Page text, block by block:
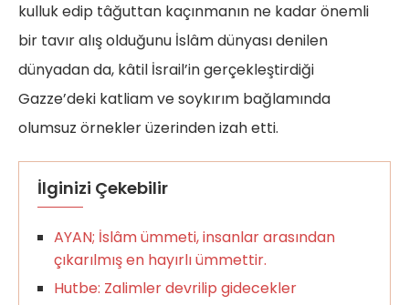
kulluk edip tâğuttan kaçınmanın ne kadar önemli
bir tavır alış olduğunu İslâm dünyası denilen
dünyadan da, kâtil İsrail’in gerçekleştirdiği
Gazze’deki katliam ve soykırım bağlamında
olumsuz örnekler üzerinden izah etti.
İlginizi Çekebilir
AYAN; İslâm ümmeti, insanlar arasından
çıkarılmış en hayırlı ümmettir.
Hutbe: Zalimler devrilip gidecekler